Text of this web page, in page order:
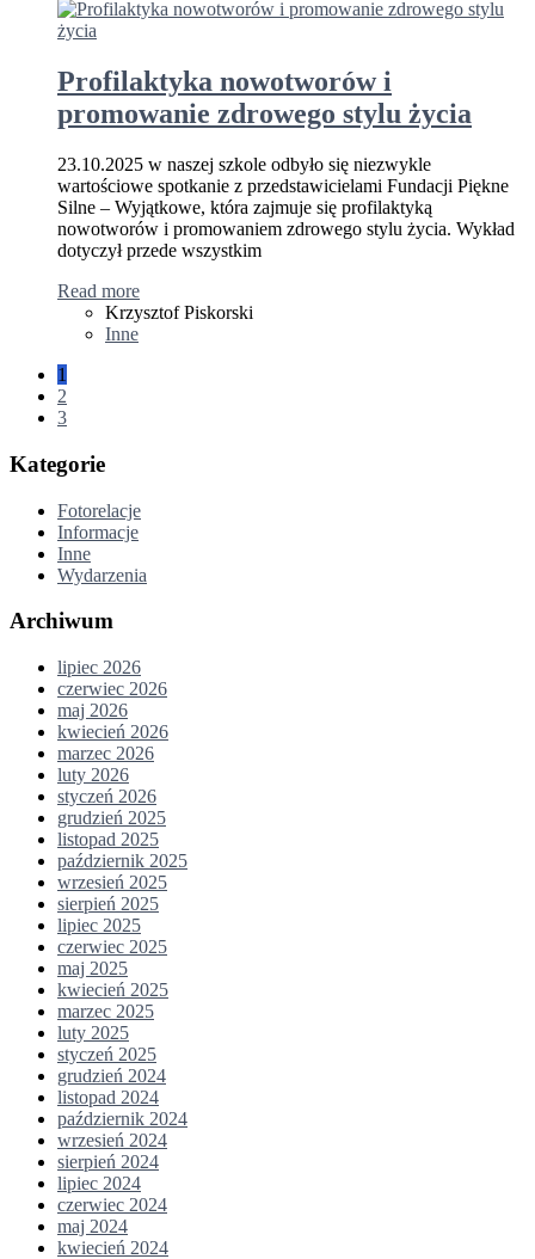
Profilaktyka nowotworów i
promowanie zdrowego stylu życia
23.10.2025 w naszej szkole odbyło się niezwykle
wartościowe spotkanie z przedstawicielami Fundacji Piękne
Silne – Wyjątkowe, która zajmuje się profilaktyką
nowotworów i promowaniem zdrowego stylu życia. Wykład
dotyczył przede wszystkim
Read more
Krzysztof Piskorski
Inne
1
2
3
Kategorie
Fotorelacje
Informacje
Inne
Wydarzenia
Archiwum
lipiec 2026
czerwiec 2026
maj 2026
kwiecień 2026
marzec 2026
luty 2026
styczeń 2026
grudzień 2025
listopad 2025
październik 2025
wrzesień 2025
sierpień 2025
lipiec 2025
czerwiec 2025
maj 2025
kwiecień 2025
marzec 2025
luty 2025
styczeń 2025
grudzień 2024
listopad 2024
październik 2024
wrzesień 2024
sierpień 2024
lipiec 2024
czerwiec 2024
maj 2024
kwiecień 2024